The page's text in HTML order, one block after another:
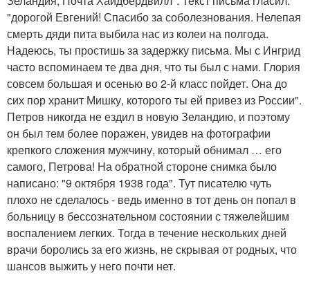
"дорогой Евгений! Спасибо за соболезнования. Нелепая
смерть дяди пита выбила нас из колеи на полгода.
Надеюсь, ты простишь за задержку письма. Мы с Ингрид
часто вспоминаем те два дня, что ты был с нами. Глория
совсем большая и осенью во 2-й класс пойдет. Она до
сих пор хранит Мишку, которого ты ей привез из России".
Петров никогда не ездил в новую Зеландию, и поэтому
он был тем более поражен, увидев на фотографии
крепкого сложения мужчину, который обнимал … его
самого, Петрова! На обратной стороне снимка было
написано: "9 октября 1938 года". Тут писателю чуть
плохо не сделалось - ведь именно в тот день он попал в
больницу в бессознательном состоянии с тяжелейшим
воспалением легких. Тогда в течение нескольких дней
врачи боролись за его жизнь, не скрывая от родных, что
шансов выжить у него почти нет.